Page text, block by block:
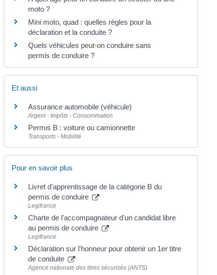
moto ?
Mini moto, quad : quelles règles pour la
déclaration et la conduite ?
Quels véhicules peut-on conduire sans
permis de conduire ?
Et aussi
Assurance automobile (véhicule)
Argent - Impôts - Consommation
Permis B : voiture ou camionnette
Transports - Mobilité
Pour en savoir plus
Livret d'apprentissage de la catégorie B du
permis de conduire
Legifrance
Charte de l'accompagnateur d'un candidat libre
au permis de conduire
Legifrance
Déclaration sur l'honneur pour obtenir un 1er titre
de conduite
Agence nationale des titres sécurisés (ANTS)